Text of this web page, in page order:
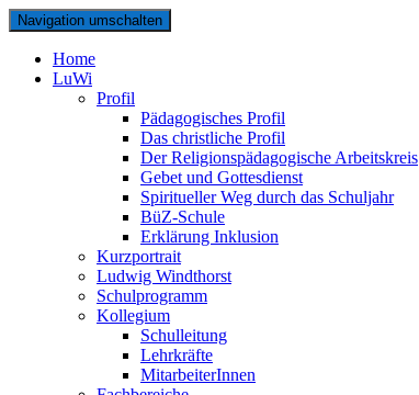
Navigation umschalten
Home
LuWi
Profil
Pädagogisches Profil
Das christliche Profil
Der Religionspädagogische Arbeitskreis
Gebet und Gottesdienst
Spiritueller Weg durch das Schuljahr
BüZ-Schule
Erklärung Inklusion
Kurzportrait
Ludwig Windthorst
Schulprogramm
Kollegium
Schulleitung
Lehrkräfte
MitarbeiterInnen